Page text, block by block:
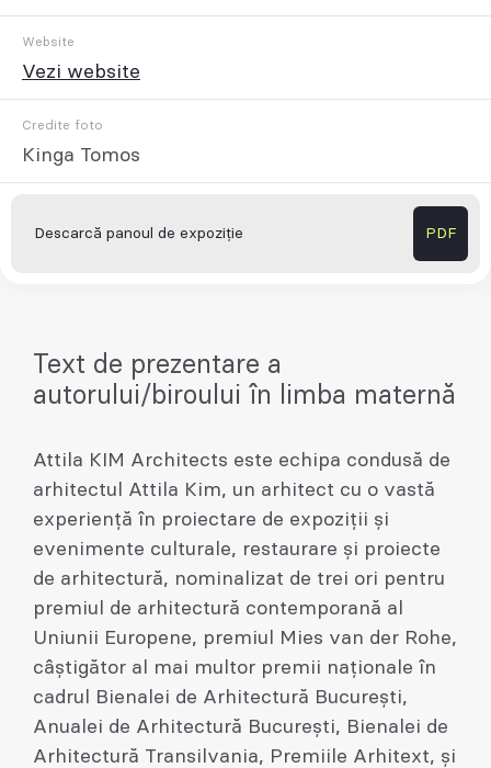
Website
Vezi website
Credite foto
Kinga Tomos
Descarcă panoul de expoziție PDF
Text de prezentare a
autorului/biroului în limba maternă
Attila KIM Architects este echipa condusă de
arhitectul Attila Kim, un arhitect cu o vastă
experiență în proiectare de expoziții și
evenimente culturale, restaurare și proiecte
de arhitectură, nominalizat de trei ori pentru
premiul de arhitectură contemporană al
Uniunii Europene, premiul Mies van der Rohe,
câștigător al mai multor premii naționale în
cadrul Bienalei de Arhitectură București,
Anualei de Arhitectură București, Bienalei de
Arhitectură Transilvania, Premiile Arhitext, și